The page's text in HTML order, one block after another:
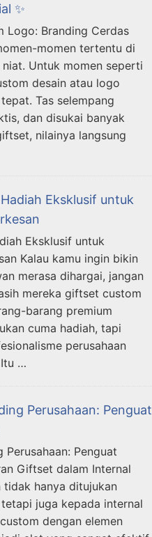
✨
Logo: Branding Cerdas
momen tertentu di
Untuk momen seperti
desain atau logo
Tas selempang
dan disukai banyak
nilainya langsung
Eksklusif untuk
Eksklusif untuk
Kalau kamu ingin bikin
merasa dihargai, jangan
mereka giftset custom
barang premium
cuma hadiah, tapi
perusahaan
…
Perusahaan: Penguat
Penguat
Giftset dalam Internal
tidak hanya ditujukan
juga kepada internal
dengan elemen